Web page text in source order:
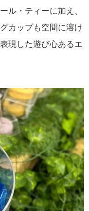
ル・ティーに加え、
カップも空間に溶け
現した遊び心あるエ